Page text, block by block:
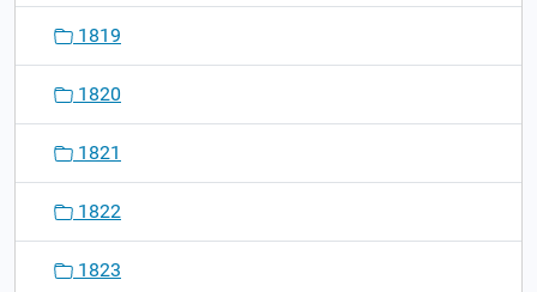
1819
1820
1821
1822
1823